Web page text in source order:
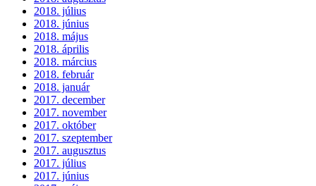
2018. július
2018. június
2018. május
2018. április
2018. március
2018. február
2018. január
2017. december
2017. november
2017. október
2017. szeptember
2017. augusztus
2017. július
2017. június